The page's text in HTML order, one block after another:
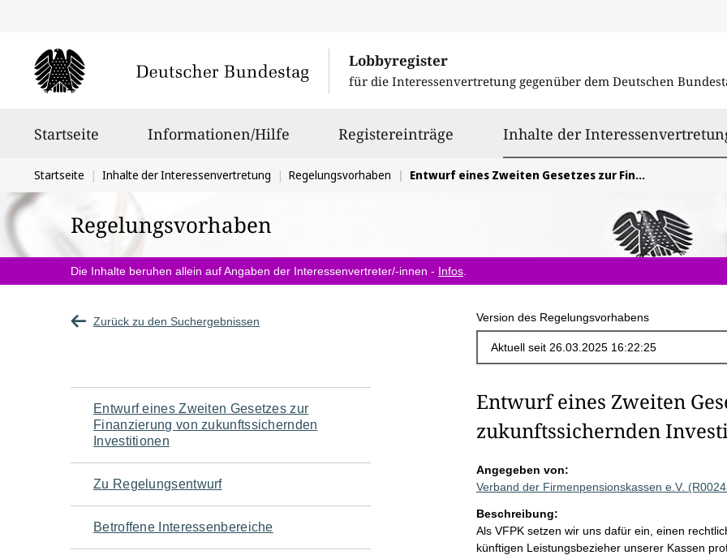
Lobbyregister
für die Interessenvertretung gegenüber dem Deutschen
Startseite Informationen/Hilfe Registereinträge Inhalte der
Sie
befinden
sich
hier:
Startseite Inhalte der Interessenvertretung Regelungsvorhaben Entwurf eines Zweiten Gesetzes zur Finanzierung von zukunftssichernden Investitionen
Regelungsvorhaben
Die Inhalte beruhen allein auf Angaben der Interessenvertreter/-innen - Infos
Zurück zu den Suchergebnissen Version des Regelungsvorhabens
Navigation
für
den
Seiteninhalt
Entwurf eines Zweiten Gesetzes zur
Finanzierung von zukunftssichernden
Investitionen
Zu Regelungsentwurf
Betroffene Interessenbereiche
Entwurf eines Zweiten
zukunftssichernden
Angegeben von:
Verband der Firmenpensionskassen e.V.
Beschreibung:
Als VFPK setzen wir uns dafür ein, einen
künftigen Leistungsbezieher unserer Kassen